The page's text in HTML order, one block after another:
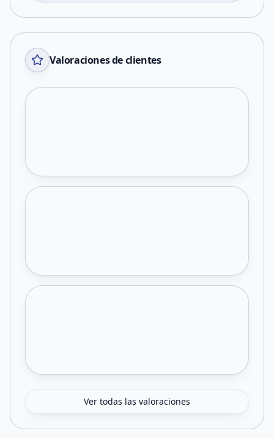
Valoraciones de clientes
Ver todas las valoraciones